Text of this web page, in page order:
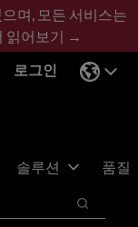
며, 모든 서비스는
읽어보기 →
로그인
솔루션
품질
검색